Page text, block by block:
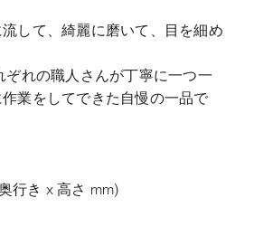
して、綺麗に磨いて、目を細め
ぞれの職人さんが丁寧に一つ一
業をしてできた自慢の一品で
行き x 高さ mm)